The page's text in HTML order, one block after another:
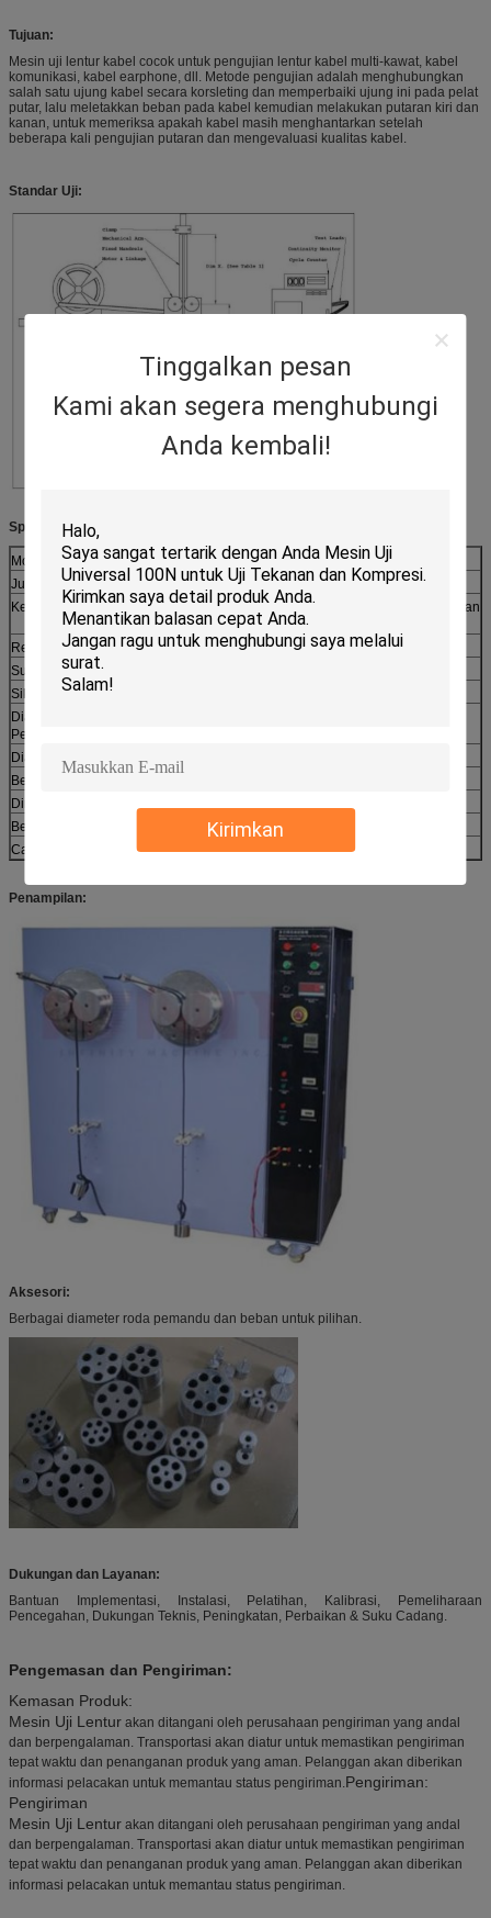
Tinggalkan pesan
Kami akan segera menghubungi
Anda kembali!
Kirimkan
Tujuan:
Mesin uji lentur kabel cocok untuk pengujian lentur kabel multi-kawat, kabel
komunikasi, kabel earphone, dll. Metode pengujian adalah menghubungkan
salah satu ujung kabel secara korsleting dan memperbaiki ujung ini pada pelat
putar, lalu meletakkan beban pada kabel kemudian melakukan putaran kiri dan
kanan, untuk memeriksa apakah kabel masih menghantarkan setelah
beberapa kali pengujian putaran dan mengevaluasi kualitas kabel.
Standar Uji:
Spesifikasi:
Model
C5092
Jumlah Uji
2 PCS
Kecepatan Uji
10~60rpm±2cpm (Pengguna yang sering menggunakan
13rpm)
Rentang Sudut
90°
Sudut Tampilan Min
Siklus Pengujian
Diameter Roda
Pemandu
Dia. Pelat Putar
Beban
Dimensi (PxLxT)
Berat
Catu Daya
AC220V 50Hz 5A atau ditentukan oleh pengguna
Penampilan:
Aksesori:
Berbagai diameter roda pemandu dan beban untuk pilihan.
Dukungan dan Layanan:
Bantuan Implementasi, Instalasi, Pelatihan, Kalibrasi, Pemeliharaan
Pencegahan, Dukungan Teknis, Peningkatan, Perbaikan & Suku Cadang.
Pengemasan dan Pengiriman:
Kemasan Produk:
Mesin Uji Lentur akan ditangani oleh perusahaan pengiriman yang andal
dan berpengalaman. Transportasi akan diatur untuk memastikan pengiriman
tepat waktu dan penanganan produk yang aman. Pelanggan akan diberikan
informasi pelacakan untuk memantau status pengiriman. Pengiriman:
Pengiriman
Mesin Uji Lentur akan ditangani oleh perusahaan pengiriman yang andal
dan berpengalaman. Transportasi akan diatur untuk memastikan pengiriman
tepat waktu dan penanganan produk yang aman. Pelanggan akan diberikan
informasi pelacakan untuk memantau status pengiriman.